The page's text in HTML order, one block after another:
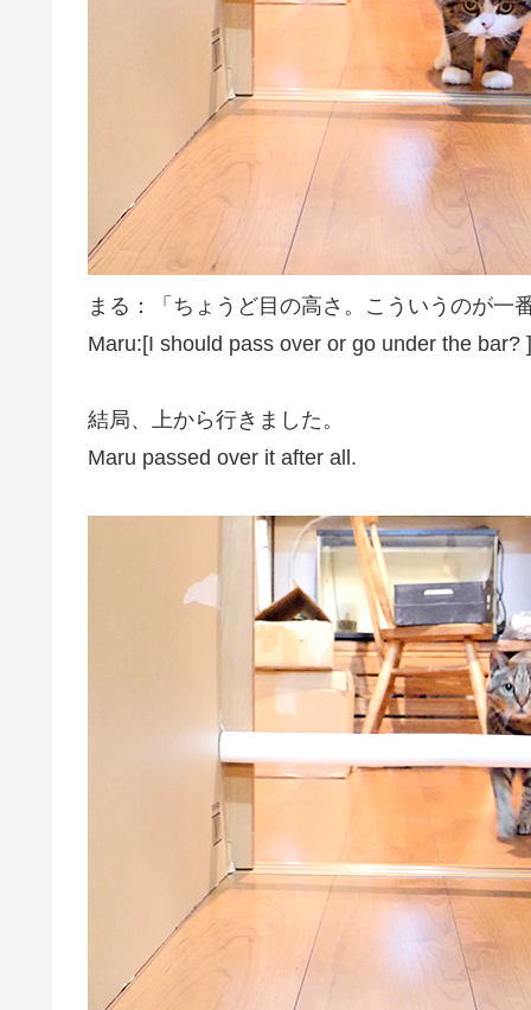
まる：「ちょうど目の高さ。こういうのが一
Maru:[I should pass over or go under the bar? ]
結局、上から行きました。
Maru passed over it after all .